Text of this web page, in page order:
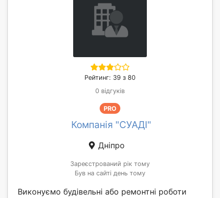
Рейтинг: 39 з 80
0 відгуків
PRO
Компанія "СУАДІ"
Дніпро
Зареєстрований рік тому
Був на сайті день тому
Виконуємо будівельні або ремонтні роботи